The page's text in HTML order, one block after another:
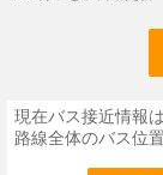
現在バス接近情報
路線全体のバス位